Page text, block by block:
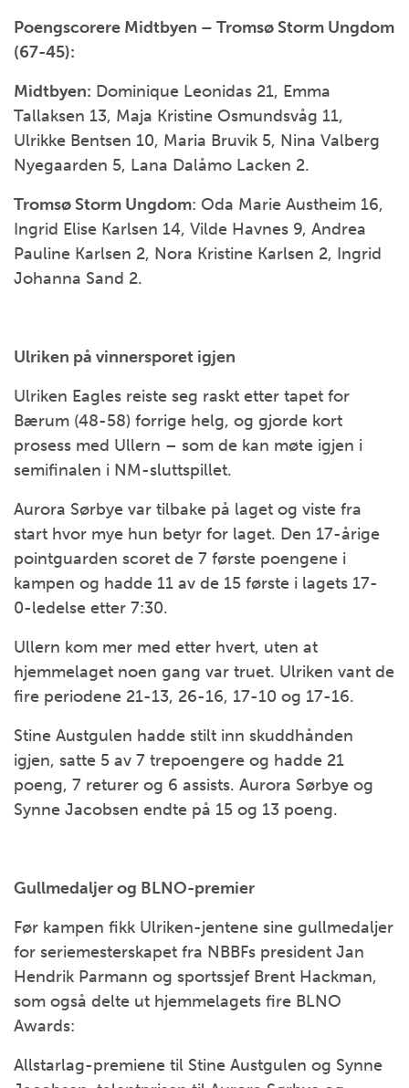
Poengscorere Midtbyen – Tromsø Storm Ungdom
(67-45):
Midtbyen: Dominique Leonidas 21, Emma
Tallaksen 13, Maja Kristine Osmundsvåg 11,
Ulrikke Bentsen 10, Maria Bruvik 5, Nina Valberg
Nyegaarden 5, Lana Dalåmo Lacken 2.
Tromsø Storm Ungdom: Oda Marie Austheim 16,
Ingrid Elise Karlsen 14, Vilde Havnes 9, Andrea
Pauline Karlsen 2, Nora Kristine Karlsen 2, Ingrid
Johanna Sand 2.
Ulriken på vinnersporet igjen
Ulriken Eagles reiste seg raskt etter tapet for
Bærum (48-58) forrige helg, og gjorde kort
prosess med Ullern – som de kan møte igjen i
semifinalen i NM-sluttspillet.
Aurora Sørbye var tilbake på laget og viste fra
start hvor mye hun betyr for laget. Den 17-årige
pointguarden scoret de 7 første poengene i
kampen og hadde 11 av de 15 første i lagets 17-
0-ledelse etter 7:30.
Ullern kom mer med etter hvert, uten at
hjemmelaget noen gang var truet. Ulriken vant de
fire periodene 21-13, 26-16, 17-10 og 17-16.
Stine Austgulen hadde stilt inn skuddhånden
igjen, satte 5 av 7 trepoengere og hadde 21
poeng, 7 returer og 6 assists. Aurora Sørbye og
Synne Jacobsen endte på 15 og 13 poeng.
Gullmedaljer og BLNO-premier
Før kampen fikk Ulriken-jentene sine gullmedaljer
for seriemesterskapet fra NBBFs president Jan
Hendrik Parmann og sportssjef Brent Hackman,
som også delte ut hjemmelagets fire BLNO
Awards:
Allstarlag-premiene til Stine Austgulen og Synne